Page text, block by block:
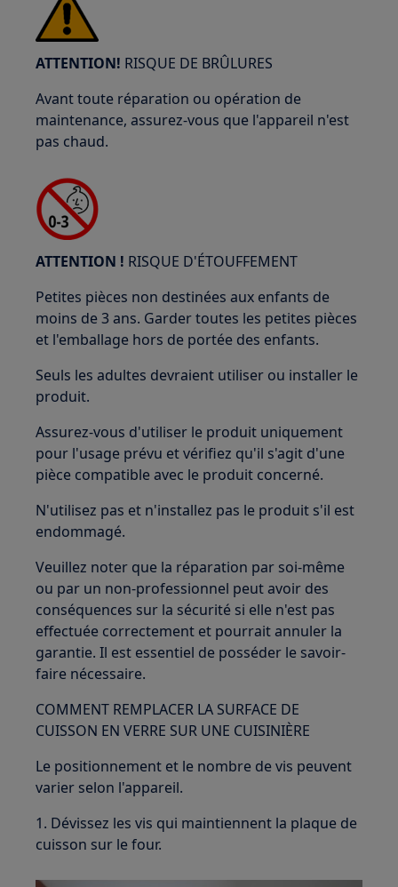
ATTENTION! RISQUE DE BRÛLURES
Avant toute réparation ou opération de
maintenance, assurez-vous que l'appareil n'est
pas chaud.
ATTENTION ! RISQUE D'ÉTOUFFEMENT
Petites pièces non destinées aux enfants de
moins de 3 ans. Garder toutes les petites pièces
et l'emballage hors de portée des enfants.
Seuls les adultes devraient utiliser ou installer le
produit.
Assurez-vous d'utiliser le produit uniquement
pour l'usage prévu et vérifiez qu'il s'agit d'une
pièce compatible avec le produit concerné.
N'utilisez pas et n'installez pas le produit s'il est
endommagé.
Veuillez noter que la réparation par soi-même
ou par un non-professionnel peut avoir des
conséquences sur la sécurité si elle n'est pas
effectuée correctement et pourrait annuler la
garantie. Il est essentiel de posséder le savoir-
faire nécessaire.
COMMENT REMPLACER LA SURFACE DE
CUISSON EN VERRE SUR UNE CUISINIÈRE
Le positionnement et le nombre de vis peuvent
varier selon l'appareil.
1. Dévissez les vis qui maintiennent la plaque de
cuisson sur le four.